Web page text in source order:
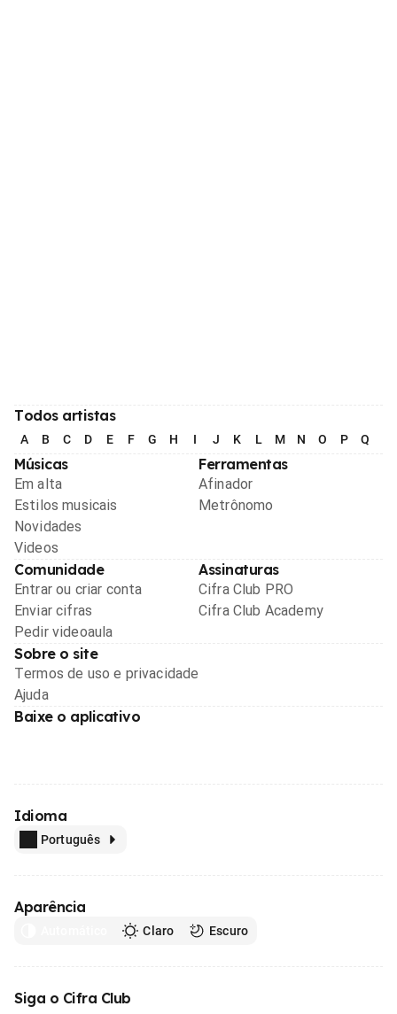
Todos artistas
A B C D E F G H I J K L M N O P Q
Músicas
Em alta
Estilos musicais
Novidades
Videos
Ferramentas
Afinador
Metrônomo
Comunidade
Entrar ou criar conta
Enviar cifras
Pedir videoaula
Assinaturas
Cifra Club PRO
Cifra Club Academy
Sobre o site
Termos de uso e privacidade
Ajuda
Baixe o aplicativo
Idioma
Português
Aparência
Claro Escuro
Siga o Cifra Club